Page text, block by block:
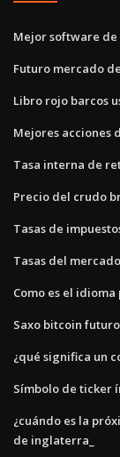
Mejor software
Futuro mercado
Libro rojo barcos
Mejores acciones
Tasa interna de
Precio del crudo
Tasas de
Tasas del
Como es el
Saxo bitcoin
¿qué significa un
Símbolo de ticker
¿cuándo es la
de inglaterra_